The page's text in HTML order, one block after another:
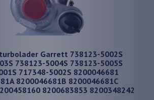
Garrett 738123-5002S
738123-5004S 738123-5005S
717348-5002S 8200046681
8200046681B 8200046681C
8200683853 8200348242